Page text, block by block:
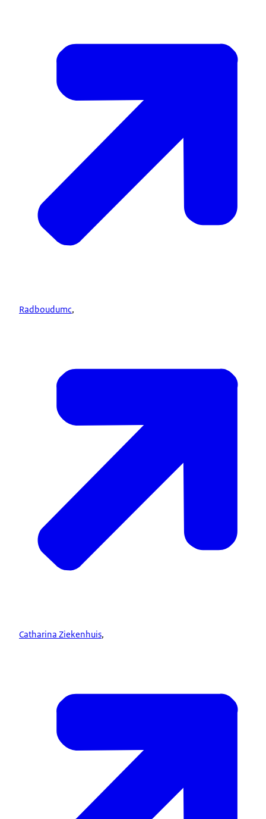
Radboudumc,
Catharina Ziekenhuis,